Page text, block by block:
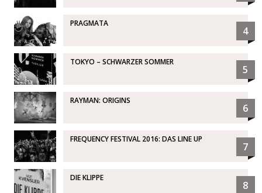
PRAGMATA
4
TOKYO – SCHWARZER SOMMER
5
RAYMAN: ORIGINS
6
FREQUENCY FESTIVAL 2016: DAS LINE UP
7
DIE KLIPPE
8